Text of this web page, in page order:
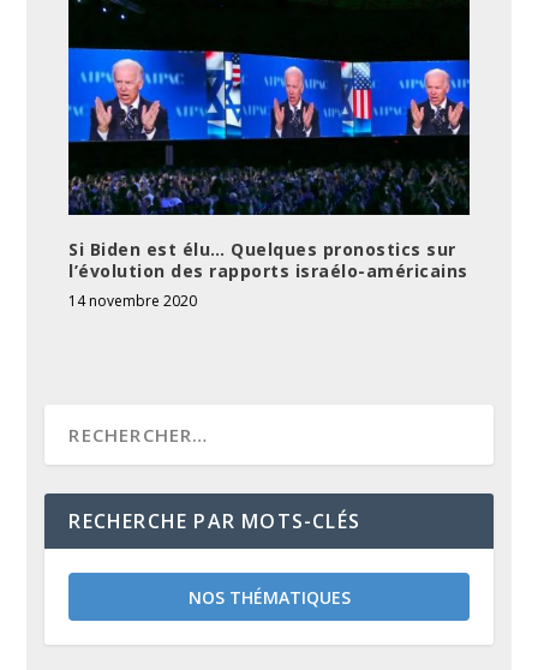
Si Biden est élu… Quelques pronostics sur
l’évolution des rapports israélo-américains
14 novembre 2020
RECHERCHE PAR MOTS-CLÉS
NOS THÉMATIQUES